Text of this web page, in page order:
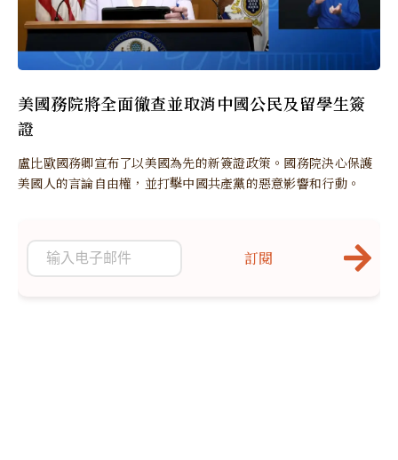
美國務院將全面徹查並取消中國公民及留學生簽
證
盧比歐國務卿宣布了以美國為先的新簽證政策。國務院決心保護
美國人的言論自由權，並打擊中國共產黨的惡意影響和行動。
訂閱